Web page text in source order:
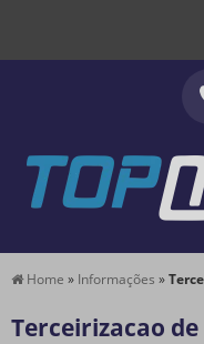
Home » Informações »
Terceirizacao